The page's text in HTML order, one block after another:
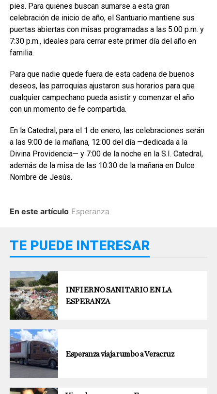
pies. Para quienes buscan sumarse a esta gran
celebración de inicio de año, el Santuario mantiene sus
puertas abiertas con misas programadas a las 5:00 p.m. y
7:30 p.m., ideales para cerrar este primer día del año en
familia.
Para que nadie quede fuera de esta cadena de buenos
deseos, las parroquias ajustaron sus horarios para que
cualquier campechano pueda asistir y comenzar el año
con un momento de fe compartida.
En la Catedral, para el 1 de enero, las celebraciones serán
a las 9:00 de la mañana, 12:00 del día —dedicada a la
Divina Providencia— y 7:00 de la noche en la S.I. Catedral,
además de la misa de las 10:30 de la mañana en Dulce
Nombre de Jesús.
En este artículo Esperanza
TE PUEDE INTERESAR
INFIERNO SANITARIO EN LA
ESPERANZA
Esperanza viaja rumbo a Veracruz